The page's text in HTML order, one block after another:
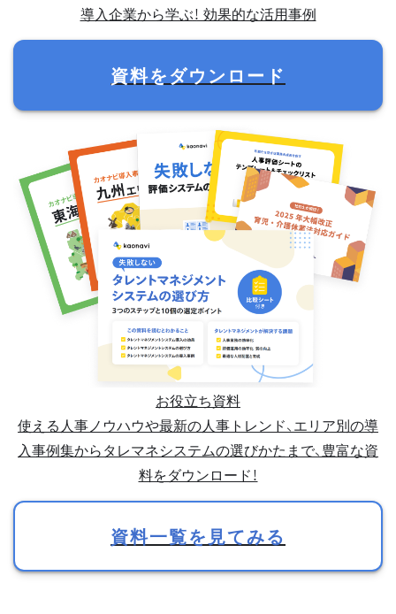
導入企業から学ぶ！ 効果的な活用事例
資料をダウンロード
お役立ち資料
使える人事ノウハウや最新の人事トレンド、エリア別の導
入事例集からタレマネシステムの選びかたまで、豊富な資
料をダウンロード！
資料一覧を見てみる